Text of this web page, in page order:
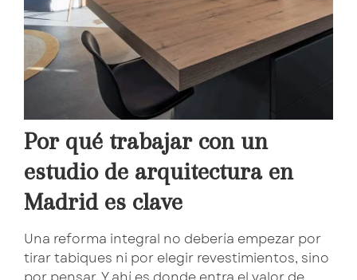
Por qué trabajar con un
estudio de arquitectura en
Madrid es clave
Una reforma integral no debería empezar por
tirar tabiques ni por elegir revestimientos, sino